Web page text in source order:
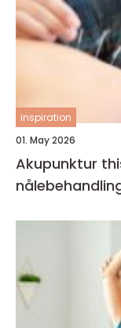
inspiration
01. May 2026
Akupunktur thisted